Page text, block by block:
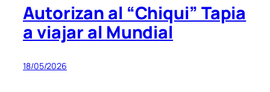
Autorizan al “Chiqui” Tapia
a viajar al Mundial
18/05/2026